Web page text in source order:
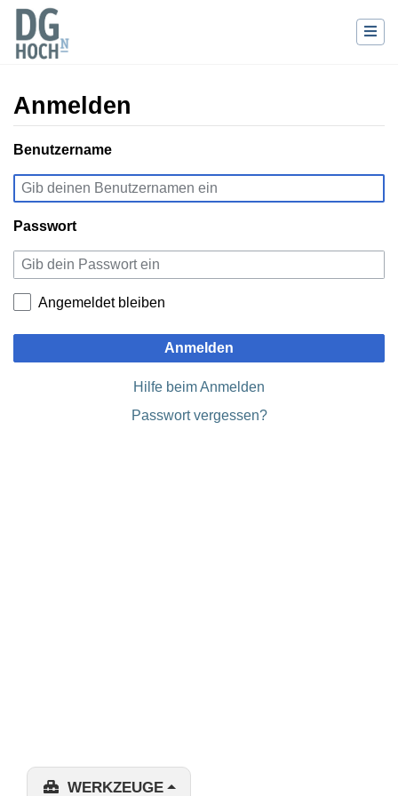
Anmelden
Wechseln zu:Navigation
Benutzername
Passwort
Angemeldet bleiben
Anmelden
Hilfe beim Anmelden
Passwort vergessen?
WERKZEUGE